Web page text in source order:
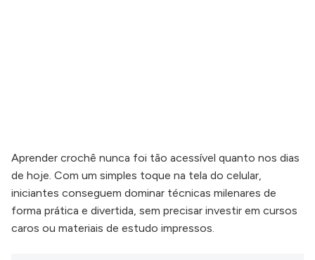
Aprender crochê nunca foi tão acessível quanto nos dias
de hoje. Com um simples toque na tela do celular,
iniciantes conseguem dominar técnicas milenares de
forma prática e divertida, sem precisar investir em cursos
caros ou materiais de estudo impressos.